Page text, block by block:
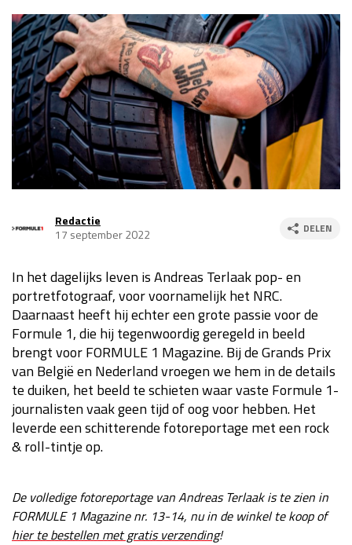
GP AZERBEIDZJAN 2026 24 - 26 sep
Kwalificatie
vr 14:00 - 15:00
Race
za 13:00 - 15:00
Kwalificatie
za 15:00 - 16:00
Race
zo 14:00 - 16:00
GP VERENIGDE STATEN 2026 23 - 25 okt
Race
zo 21:00 - 23:00
GP MEXICO 2026 30 okt - 01 nov
Kwalificatie
GP SÃO PAULO 2026 06 - 08 nov
Kwalificatie
za 19:00 - 20:00
Race
zo 18:00 - 20:00
LAS VEGAS GRAND PRIX 2026 20 - 22 nov
Kwalificatie
za 05:00 - 06:00
Race
Redactie
17 september 2022
DELEN
In het dagelijks leven is Andreas Terlaak pop- en
portretfotograaf, voor voornamelijk het NRC.
Daarnaast heeft hij echter een grote passie voor de
Formule 1, die hij tegenwoordig geregeld in beeld
brengt voor FORMULE 1 Magazine. Bij de Grands Prix
van België en Nederland vroegen we hem in de details
te duiken, het beeld te schieten waar vaste Formule 1-
journalisten vaak geen tijd of oog voor hebben. Het
leverde een schitterende fotoreportage met een rock
& roll-tintje op.
De volledige fotoreportage van Andreas Terlaak is te zien in
FORMULE 1 Magazine nr. 13-14, nu in de winkel te koop of
hier te bestellen met gratis verzending!